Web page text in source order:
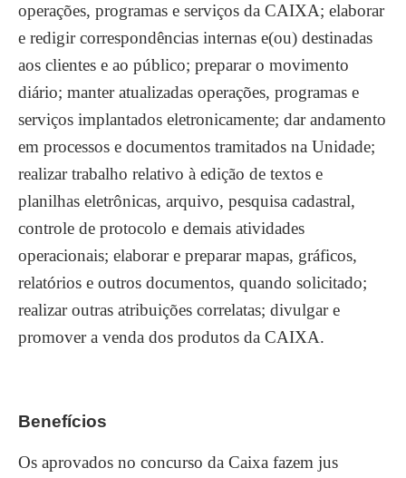
operações, programas e serviços da CAIXA; elaborar
e redigir correspondências internas e(ou) destinadas
aos clientes e ao público; preparar o movimento
diário; manter atualizadas operações, programas e
serviços implantados eletronicamente; dar andamento
em processos e documentos tramitados na Unidade;
realizar trabalho relativo à edição de textos e
planilhas eletrônicas, arquivo, pesquisa cadastral,
controle de protocolo e demais atividades
operacionais; elaborar e preparar mapas, gráficos,
relatórios e outros documentos, quando solicitado;
realizar outras atribuições correlatas; divulgar e
promover a venda dos produtos da CAIXA.
Benefícios
Os aprovados no concurso da Caixa fazem jus